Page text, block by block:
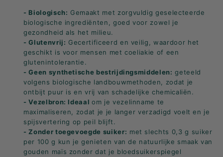
- Biologisch: Gemaakt met zorgvuldig geselecteerde
biologische ingrediënten, goed voor zowel je
gezondheid als het milieu.
- Glutenvrij: Gecertificeerd en veilig, waardoor het
geschikt is voor mensen met coeliakie of een
glutenintolerantie.
- Geen synthetische bestrijdingsmiddelen: geteeld
volgens biologische landbouwmethoden, zodat je
ontbijt puur is en vrij van schadelijke chemicaliën.
- Vezelbron: Ideaal om je vezelinname te
maximaliseren, zodat je je langer verzadigd voelt en je
spijsvertering op peil blijft.
- Zonder toegevoegde suiker: met slechts 0,3 g suiker
per 100 g kun je genieten van de natuurlijke smaak van
gouden maïs zonder dat je bloedsuikerspiegel